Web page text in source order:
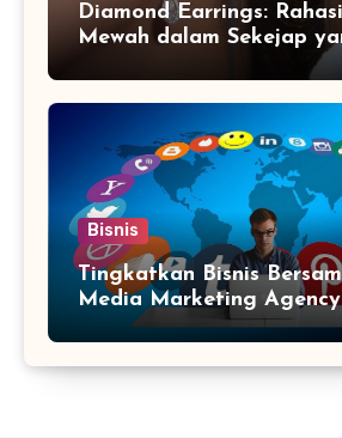
Diamond Earrings:
Mewah dalam Sekejap
Bisnis
Tingkatkan Bisnis
Media Marketing Agency